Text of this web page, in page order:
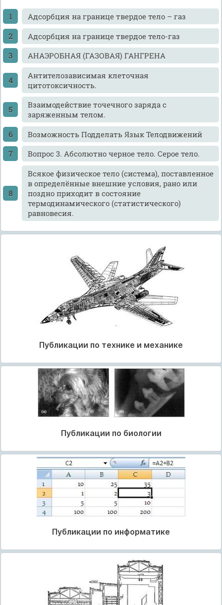
Адсорбция на границе твердое тело – газ
Адсорбция на границе твердое тело-газ
АНАЭРОБНАЯ (ГАЗОВАЯ) ГАНГРЕНА
Антителозависимая клеточная
цитотоксичность.
Взаимодействие точечного заряда с
заряженным телом.
Возможность Подделать Язык Телодвижений
Вопрос 3. Абсолютно черное тело. Серое тело.
Всякое физическое тело (система), поставленное
в определённые внешние условия, рано или
поздно приходит в состояние
термодинамического (статистического)
равновесия.
Публикации по технике и механике
Публикации по биологии
Публикации по информатике